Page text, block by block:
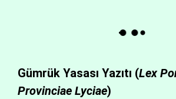
Gümrük Yasası Yazıtı (Lex
Provinciae Lyciae)